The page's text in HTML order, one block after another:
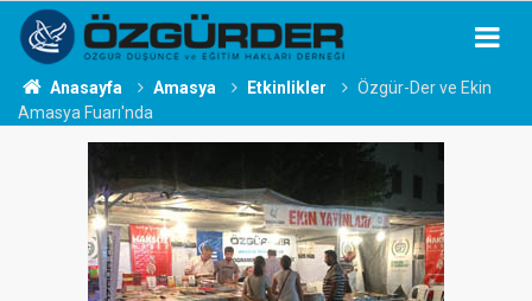
Anasayfa Amasya Etkinlikler
Özgür-Der ve Ekin
Amasya Fuarı'nda